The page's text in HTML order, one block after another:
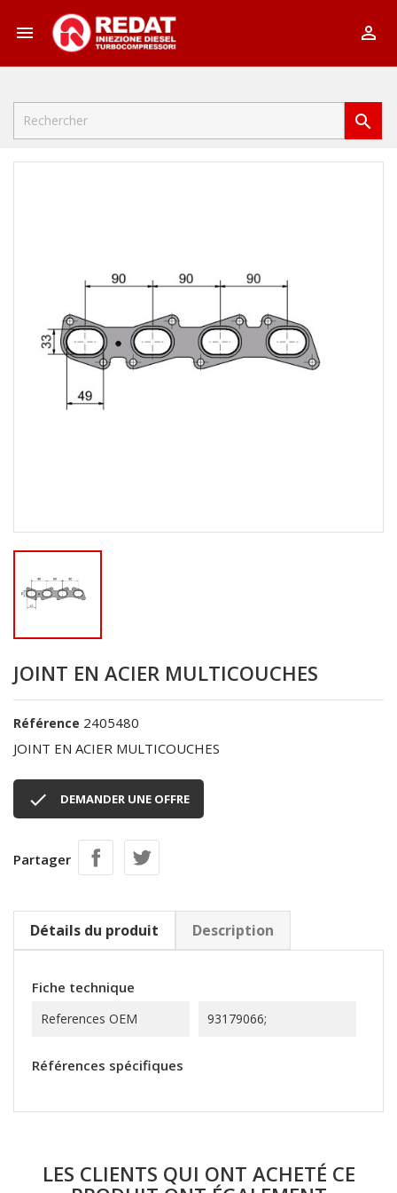
 

JOINT EN ACIER MULTICOUCHES
Référence 2405480
JOINT EN ACIER MULTICOUCHES
 DEMANDER UNE OFFRE
Partager
Détails du produit Description
Fiche technique
References OEM 93179066;
Références spécifiques
LES CLIENTS QUI ONT ACHETÉ CE